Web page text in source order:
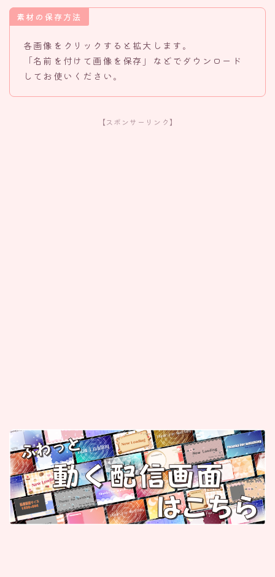
素材の保存方法
各画像をクリックすると拡大します。
「名前を付けて画像を保存」などでダウンロード
してお使いください。
【スポンサーリンク】